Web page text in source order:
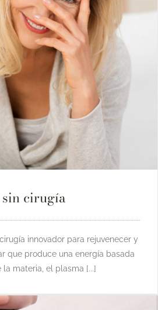
cirugía
innovador para rejuvenecer y
que produce una energía basada
materia, el plasma [...]